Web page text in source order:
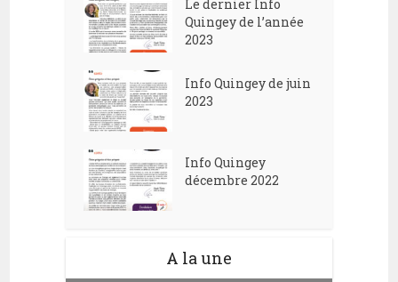
Le dernier Info
Quingey de l’année
2023
Info Quingey de juin
2023
Info Quingey
décembre 2022
A la une